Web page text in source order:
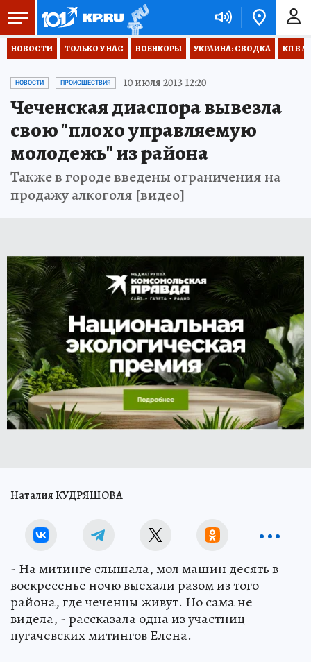
НОВОСТИ ТОЛЬКО У НАС ВОЕНКОРЫ УКРАИНА: СВОДКА КП В
НОВОСТИ ПРОИСШЕСТВИЯ 10 июля 2013 12:20
Чеченская диаспора вывезла
свою "плохо управляемую
молодежь" из района
Также в городе введены ограничения на
продажу алкоголя [видео]
Наталия КУДРЯШОВА
- На митинге слышала, мол машин десять в
воскресенье ночю выехали разом из того
района, где чеченцы живут. Но сама не
видела, - рассказала одна из участниц
пугачевских митингов Елена.